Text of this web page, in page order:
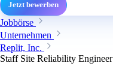
Jetzt bewerben
Jobbörse
Unternehmen
Replit, Inc.
Staff Site Reliability Engineer